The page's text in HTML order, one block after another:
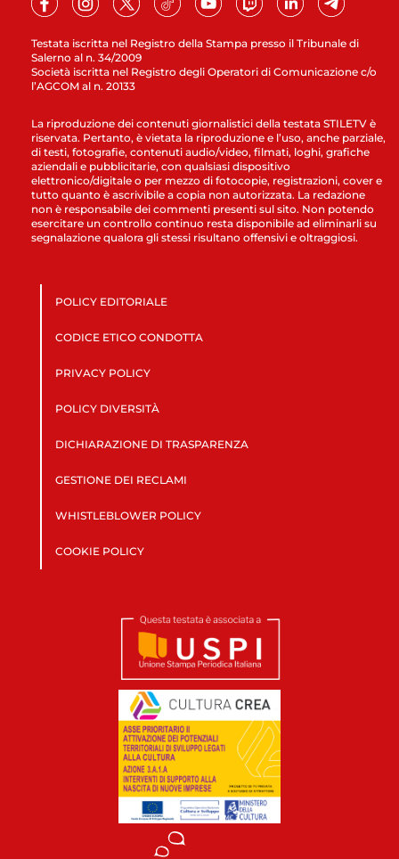
Testata iscritta nel Registro della Stampa presso il Tribunale di
Salerno al n. 34/2009
Società iscritta nel Registro degli Operatori di Comunicazione c/o
l’AGCOM al n. 20133
La riproduzione dei contenuti giornalistici della testata STILETV è
riservata. Pertanto, è vietata la riproduzione e l’uso, anche parziale,
di testi, fotografie, contenuti audio/video, filmati, loghi, grafiche
aziendali e pubblicitarie, con qualsiasi dispositivo
elettronico/digitale o per mezzo di fotocopie, registrazioni, cover e
tutto quanto è ascrivibile a copia non autorizzata. La redazione
non è responsabile dei commenti presenti sul sito. Non potendo
esercitare un controllo continuo resta disponibile ad eliminarli su
segnalazione qualora gli stessi risultano offensivi e oltraggiosi.
POLICY EDITORIALE
CODICE ETICO CONDOTTA
PRIVACY POLICY
POLICY DIVERSITÀ
DICHIARAZIONE DI TRASPARENZA
GESTIONE DEI RECLAMI
WHISTLEBLOWER POLICY
COOKIE POLICY